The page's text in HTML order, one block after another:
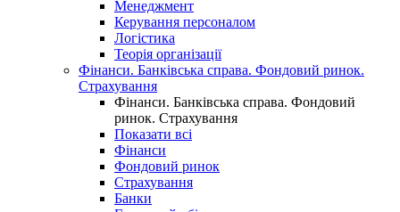
Менеджмент
Керування персоналом
Логістика
Теорія організації
Фінанси. Банківська справа. Фондовий ринок.
Страхування
Фінанси. Банківська справа. Фондовий
ринок. Страхування
Показати всі
Фінанси
Фондовий ринок
Страхування
Банки